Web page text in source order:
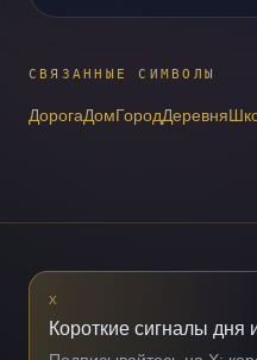
СВЯЗАННЫЕ СИМВОЛЫ
ДорогаДомГородДеревня
X
Короткие сигналы дня